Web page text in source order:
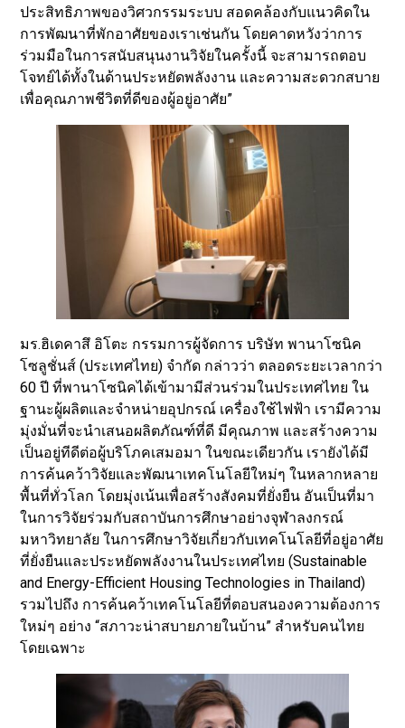
ประสิทธิภาพของวิศวกรรมระบบ สอดคล้องกับแนวคิดใน
การพัฒนาที่พักอาศัยของเราเช่นกัน โดยคาดหวังว่าการ
ร่วมมือในการสนับสนุนงานวิจัยในครั้งนี้ จะสามารถตอบ
โจทย์ได้ทั้งในด้านประหยัดพลังงาน และความสะดวกสบาย
เพื่อคุณภาพชีวิตที่ดีของผู้อยู่อาศัย”
มร.ฮิเดคาสึ อิโตะ กรรมการผู้จัดการ บริษัท พานาโซนิค
โซลูชั่นส์ (ประเทศไทย) จำกัด กล่าวว่า ตลอดระยะเวลากว่า
60 ปี ที่พานาโซนิคได้เข้ามามีส่วนร่วมในประเทศไทย ใน
ฐานะผู้ผลิตและจำหน่ายอุปกรณ์ เครื่องใช้ไฟฟ้า เรามีความ
มุ่งมั่นที่จะนำเสนอผลิตภัณฑ์ที่ดี มีคุณภาพ และสร้างความ
เป็นอยู่ทีดีต่อผู้บริโภคเสมอมา ในขณะเดียวกัน เรายังได้มี
การค้นคว้าวิจัยและพัฒนาเทคโนโลยีใหม่ๆ ในหลากหลาย
พื้นที่ทั่วโลก โดยมุ่งเน้นเพื่อสร้างสังคมที่ยั่งยืน อันเป็นที่มา
ในการวิจัยร่วมกับสถาบันการศึกษาอย่างจุฬาลงกรณ์
มหาวิทยาลัย ในการศึกษาวิจัยเกี่ยวกับเทคโนโลยีที่อยู่อาศัย
ที่ยั่งยืนและประหยัดพลังงานในประเทศไทย (Sustainable
and Energy-Efficient Housing Technologies in Thailand)
รวมไปถึง การค้นคว้าเทคโนโลยีที่ตอบสนองความต้องการ
ใหม่ๆ อย่าง “สภาวะน่าสบายภายในบ้าน” สำหรับคนไทย
โดยเฉพาะ